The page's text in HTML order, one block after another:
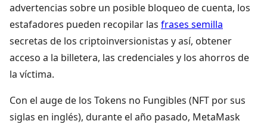
advertencias sobre un posible bloqueo de cuenta, los
estafadores pueden recopilar las frases semilla
secretas de los criptoinversionistas y así, obtener
acceso a la billetera, las credenciales y los ahorros de
la víctima.
Con el auge de los Tokens no Fungibles (NFT por sus
siglas en inglés), durante el año pasado, MetaMask